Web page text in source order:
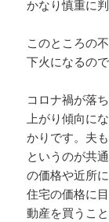
かなり慎重に
このところの
下火になるので
コロナ禍が落
上がり傾向に
かりです。夫
というのが共
の価格や近所
住宅の価格に
動産を買うこ